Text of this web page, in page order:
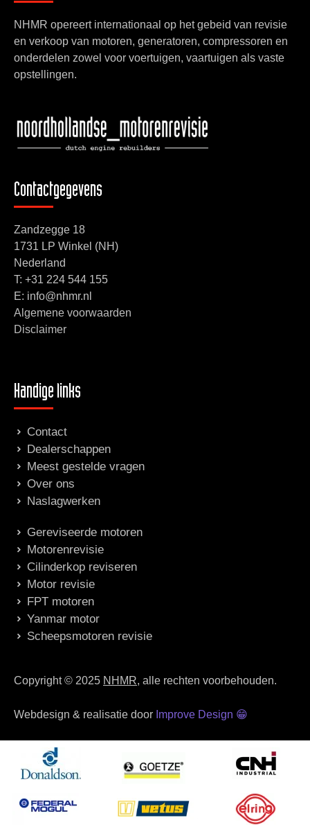
NHMR opereert internationaal op het gebeid van revisie
en verkoop van motoren, generatoren, compressoren en
onderdelen zowel voor voertuigen, vaartuigen als vaste
opstellingen.
Contactgegevens
Zandzegge 18
1731 LP Winkel (NH)
Nederland
T: +31 224 544 155
E: info@nhmr.nl
Algemene voorwaarden
Disclaimer
Handige links
Contact
Dealerschappen
Meest gestelde vragen
Over ons
Naslagwerken
Gereviseerde motoren
Motorenrevisie
Cilinderkop reviseren
Motor revisie
FPT motoren
Yanmar motor
Scheepsmotoren revisie
Copyright © 2025 NHMR, alle rechten voorbehouden.
Webdesign & realisatie door Improve Design 😁